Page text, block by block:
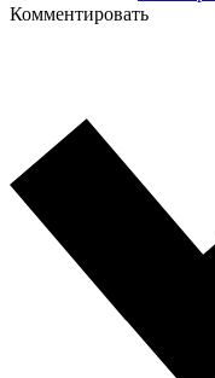
Комментировать